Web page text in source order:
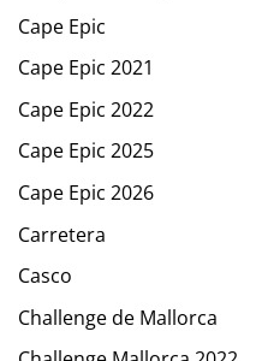
Cape Epic
Cape Epic 2021
Cape Epic 2022
Cape Epic 2025
Cape Epic 2026
Carretera
Casco
Challenge de Mallorca